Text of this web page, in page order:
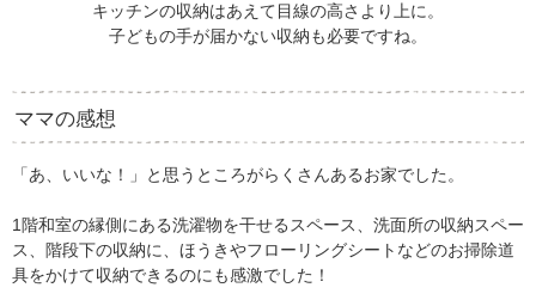
キッチンの収納はあえて目線の高さより上に。
子どもの手が届かない収納も必要ですね。
ママの感想
「あ、いいな！」と思うところがらくさんあるお家でした。
1階和室の縁側にある洗濯物を干せるスペース、洗面所の収納スペー
ス、階段下の収納に、ほうきやフローリングシートなどのお掃除道
具をかけて収納できるのにも感激でした！